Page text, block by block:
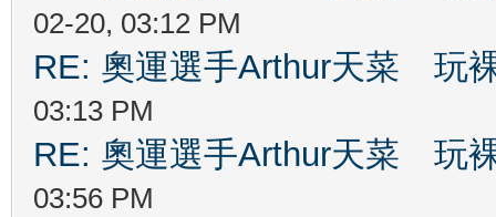
02-20, 03:12 PM
RE: 奧運選手Arthur天菜 玩
03:13 PM
RE: 奧運選手Arthur天菜 玩
03:56 PM